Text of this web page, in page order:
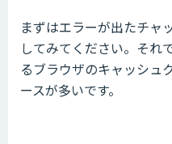
まずはエラーが出たチャ
してみてください。それ
るブラウザのキャッシュ
ースが多いです。